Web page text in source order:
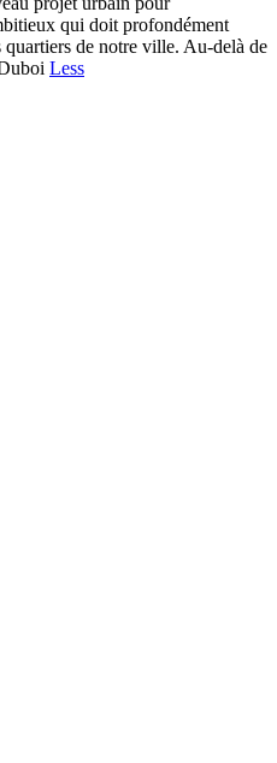
qui doit profondément
de notre ville. Au-delà de
Less